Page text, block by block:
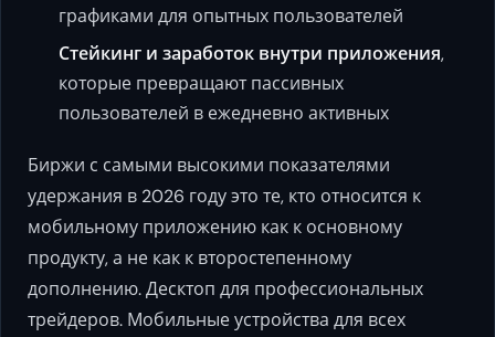
графиками для опытных пользователей
Стейкинг и заработок внутри приложения,
которые превращают пассивных
пользователей в ежедневно активных
Биржи с самыми высокими показателями
удержания в 2026 году это те, кто относится к
мобильному приложению как к основному
продукту, а не как к второстепенному
дополнению. Десктоп для профессиональных
трейдеров. Мобильные устройства для всех